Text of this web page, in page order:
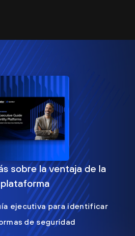
sobre la ventaja de la
plataforma
ejecutiva para identificar
de seguridad